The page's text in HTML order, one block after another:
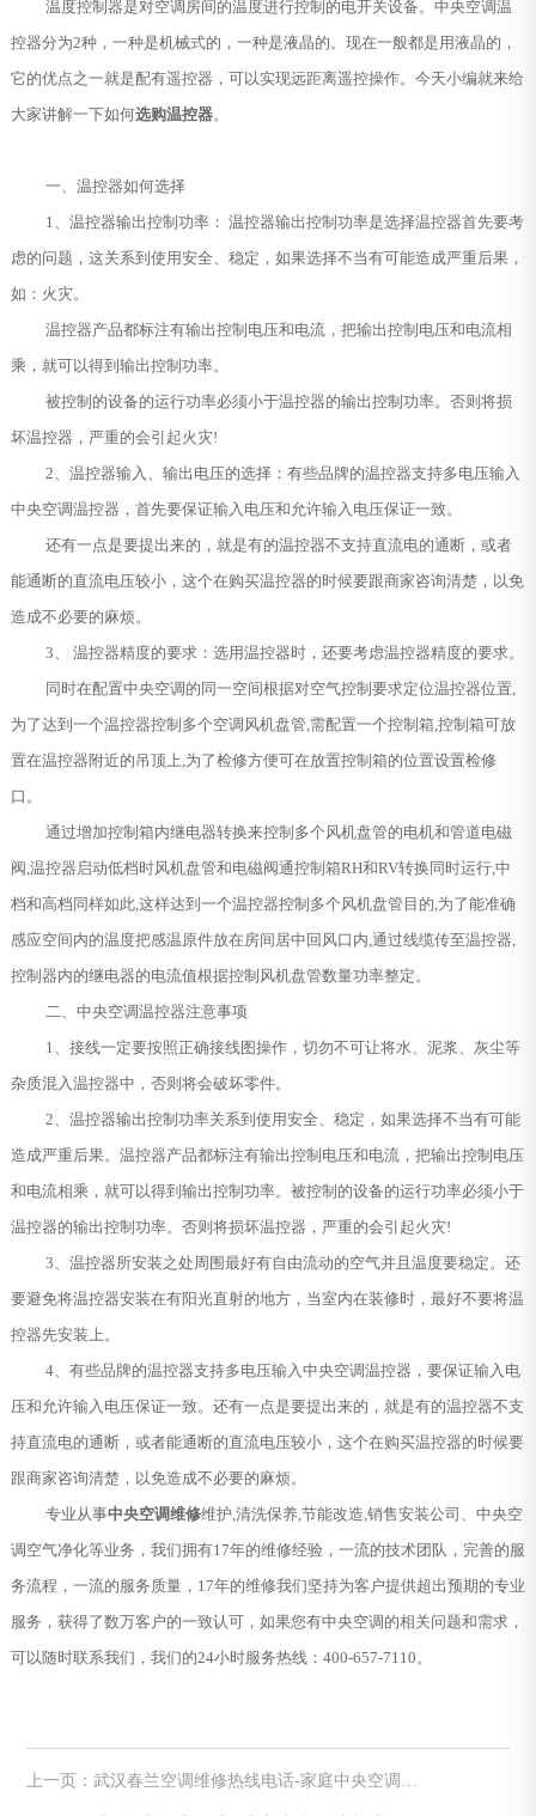
温度控制器是对空调房间的温度进行控制的电开关设备。中央空调温
控器分为2种，一种是机械式的，一种是液晶的。现在一般都是用液晶的，
它的优点之一就是配有遥控器，可以实现远距离遥控操作。今天小编就来给
大家讲解一下如何选购温控器。
一、温控器如何选择
1、温控器输出控制功率： 温控器输出控制功率是选择温控器首先要考
虑的问题，这关系到使用安全、稳定，如果选择不当有可能造成严重后果，
如：火灾。
温控器产品都标注有输出控制电压和电流，把输出控制电压和电流相
乘，就可以得到输出控制功率。
被控制的设备的运行功率必须小于温控器的输出控制功率。否则将损
坏温控器，严重的会引起火灾!
2、温控器输入、输出电压的选择：有些品牌的温控器支持多电压输入
中央空调温控器，首先要保证输入电压和允许输入电压保证一致。
还有一点是要提出来的，就是有的温控器不支持直流电的通断，或者
能通断的直流电压较小，这个在购买温控器的时候要跟商家咨询清楚，以免
造成不必要的麻烦。
3、 温控器精度的要求：选用温控器时，还要考虑温控器精度的要求。
同时在配置中央空调的同一空间根据对空气控制要求定位温控器位置,
为了达到一个温控器控制多个空调风机盘管,需配置一个控制箱,控制箱可放
置在温控器附近的吊顶上,为了检修方便可在放置控制箱的位置设置检修
口。
通过增加控制箱内继电器转换来控制多个风机盘管的电机和管道电磁
阀,温控器启动低档时风机盘管和电磁阀通控制箱RH和RV转换同时运行,中
档和高档同样如此,这样达到一个温控器控制多个风机盘管目的,为了能准确
感应空间内的温度把感温原件放在房间居中回风口内,通过线缆传至温控器,
控制器内的继电器的电流值根据控制风机盘管数量功率整定。
二、中央空调温控器注意事项
1、接线一定要按照正确接线图操作，切勿不可让将水、泥浆、灰尘等
杂质混入温控器中，否则将会破坏零件。
2、温控器输出控制功率关系到使用安全、稳定，如果选择不当有可能
造成严重后果。温控器产品都标注有输出控制电压和电流，把输出控制电压
和电流相乘，就可以得到输出控制功率。被控制的设备的运行功率必须小于
温控器的输出控制功率。否则将损坏温控器，严重的会引起火灾!
3、温控器所安装之处周围最好有自由流动的空气并且温度要稳定。还
要避免将温控器安装在有阳光直射的地方，当室内在装修时，最好不要将温
控器先安装上。
4、有些品牌的温控器支持多电压输入中央空调温控器，要保证输入电
压和允许输入电压保证一致。还有一点是要提出来的，就是有的温控器不支
持直流电的通断，或者能通断的直流电压较小，这个在购买温控器的时候要
跟商家咨询清楚，以免造成不必要的麻烦。
专业从事中央空调维修维护,清洗保养,节能改造,销售安装公司、中央空
调空气净化等业务，我们拥有17年的维修经验，一流的技术团队，完善的服
务流程，一流的服务质量，17年的维修我们坚持为客户提供超出预期的专业
服务，获得了数万客户的一致认可，如果您有中央空调的相关问题和需求，
可以随时联系我们，我们的24小时服务热线：400-657-7110。
上一页：武汉春兰空调维修热线电话-家庭中央空调末